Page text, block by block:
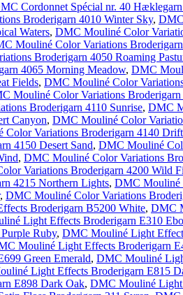
Cordonnet Spécial nr. 40
Broderigarn 4010 Winter Sky,
Waters, DMC Mouliné Color
Mouliné Color Variations
Broderigarn 4050 Roaming
4065 Morning Meadow, DMC
Fields, DMC Mouliné Color
Mouliné Color Variations Broderigarn
Broderigarn 4110 Sunrise, DMC
Canyon, DMC Mouliné Color
Color Variations Broderigarn 4140
4150 Desert Sand, DMC Mouliné
, DMC Mouliné Color Variations
Variations Broderigarn 4200 Wild
4215 Northern Lights, DMC Mouliné
, DMC Mouliné Color Variations
Broderigarn B5200 White, DMC
Light Effects Broderigarn E310
Ruby, DMC Mouliné Light
Mouliné Light Effects Broderigarn
Green Emerald, DMC Mouliné
Light Effects Broderigarn E815
E898 Dark Oak, DMC Mouliné Light